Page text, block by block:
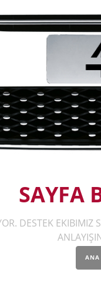
SAYFA
DESTEK
ANA